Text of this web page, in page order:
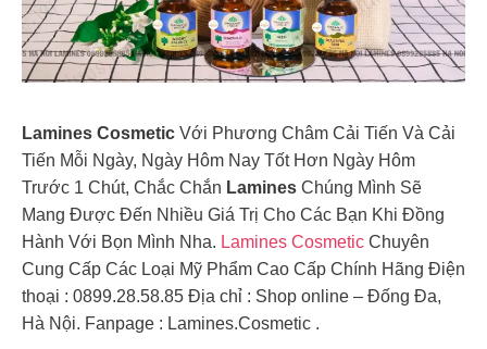
Lamines Cosmetic Với Phương Châm Cải Tiến Và Cải
Tiến Mỗi Ngày, Ngày Hôm Nay Tốt Hơn Ngày Hôm
Trước 1 Chút, Chắc Chắn Lamines Chúng Mình Sẽ
Mang Được Đến Nhiều Giá Trị Cho Các Bạn Khi Đồng
Hành Với Bọn Mình Nha. Lamines Cosmetic Chuyên
Cung Cấp Các Loại Mỹ Phẩm Cao Cấp Chính Hãng Điện
thoại : 0899.28.58.85 Địa chỉ : Shop online – Đống Đa,
Hà Nội. Fanpage : Lamines.Cosmetic .